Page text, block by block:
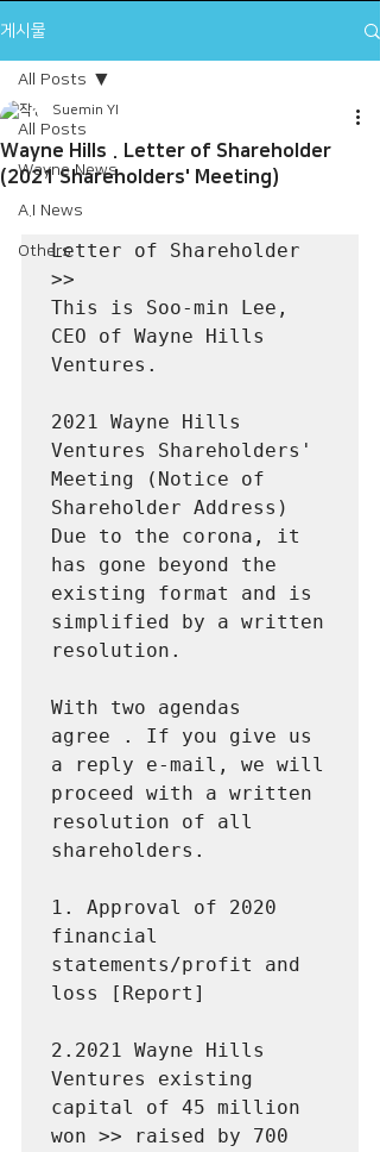
게시물
All Posts
Wayne News
A.I News
Others
All Posts
Wayne Hills . Letter of Shareholder
(2021 Shareholders' Meeting)
Suemin YI
Letter of Shareholder
>>
This is Soo-min Lee,
CEO of Wayne Hills
Ventures.
2021 Wayne Hills
Ventures Shareholders'
Meeting (Notice of
Shareholder Address)
Due to the corona, it
has gone beyond the
existing format and is
simplified by a written
resolution.
With two agendas
agree . If you give us
a reply e-mail, we will
proceed with a written
resolution of all
shareholders.
1. Approval of 2020
financial
statements/profit and
loss [Report]
2.2021 Wayne Hills
Ventures existing
capital of 45 million
won >> raised by 700